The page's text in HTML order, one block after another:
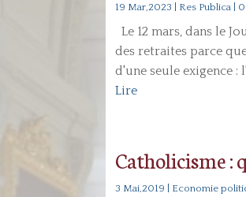
19 Mar,2023 Res Publica |
Le 12 mars, dans le
des retraites parce
d'une seule exigence
Lire
Catholicisme :
3 Mai,2019 Economie